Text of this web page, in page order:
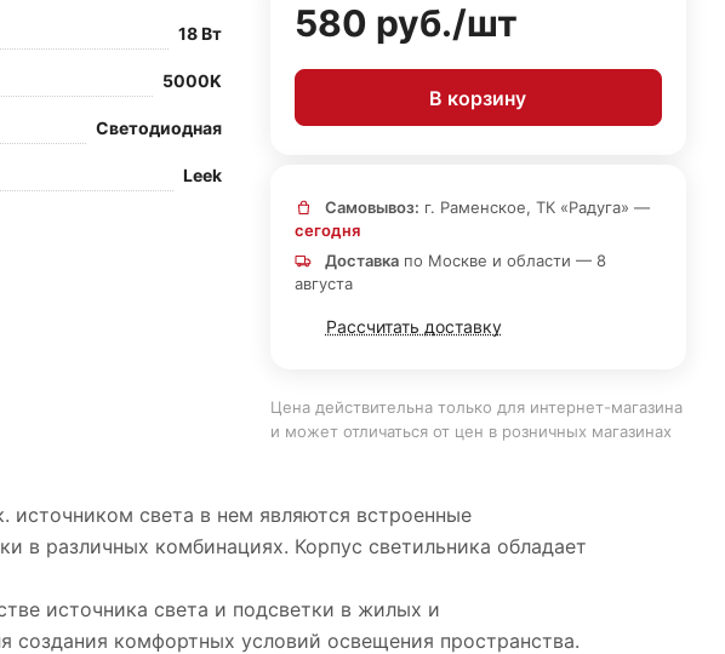
18 Вт
5000K
Светодиодная
Leek
580 руб./шт
В корзину
Самовывоз: г. Раменское, ТК «Радуга» —
сегодня
Доставкапо Москве и области — 8
августа
Рассчитать доставку
Цена действительна только для интернет-магазина
и может отличаться от цен в розничных магазинах
света в нем являются встроенные
в различных комбинациях. Корпус светильника обладает
источника света и подсветки в жилых и
комфортных условий освещения пространства.